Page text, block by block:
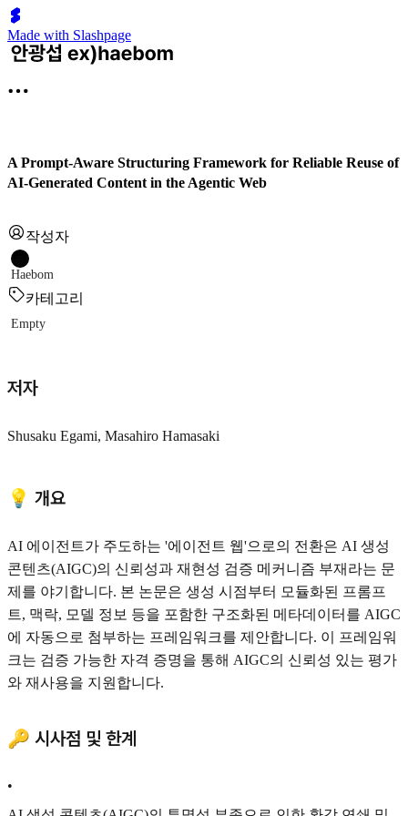
Made with Slashpage
A Prompt-Aware Structuring Framework for Reliable Reuse of
AI-Generated Content in the Agentic Web
작성자
Haebom
카테고리
Empty
저자
Shusaku Egami, Masahiro Hamasaki
💡 개요
AI 에이전트가 주도하는 '에이전트 웹'으로의 전환은 AI 생성
콘텐츠(AIGC)의 신뢰성과 재현성 검증 메커니즘 부재라는 문
제를 야기합니다. 본 논문은 생성 시점부터 모듈화된 프롬프
트, 맥락, 모델 정보 등을 포함한 구조화된 메타데이터를 AIGC
에 자동으로 첨부하는 프레임워크를 제안합니다. 이 프레임워
크는 검증 가능한 자격 증명을 통해 AIGC의 신뢰성 있는 평가
와 재사용을 지원합니다.
🔑 시사점 및 한계
•